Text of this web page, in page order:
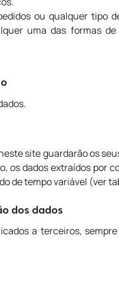
ou qualquer tipo
uma das formas
site guardarão os
os dados extraídos por
de tempo variável (ver
dos dados
a terceiros,